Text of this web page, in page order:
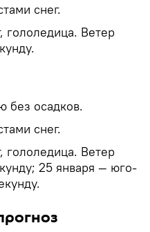
снег.
гололедица. Ветер
без осадков.
снег.
гололедица. Ветер
25 января — юго-